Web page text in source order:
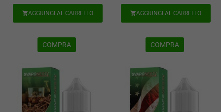
AGGIUNGI AL CARRELLO
COMPRA
AGGIUNGI AL CARRELLO
COMPRA